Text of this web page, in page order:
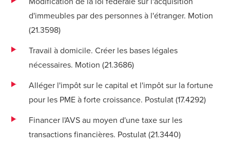
d'immeubles par des personnes à l'étranger. Motion
(21.3598)
Travail à domicile. Créer les bases légales
nécessaires. Motion (21.3686)
Alléger l'impôt sur le capital et l'impôt sur la fortune
pour les PME à forte croissance. Postulat (17.4292)
Financer l'AVS au moyen d'une taxe sur les
transactions financières. Postulat (21.3440)